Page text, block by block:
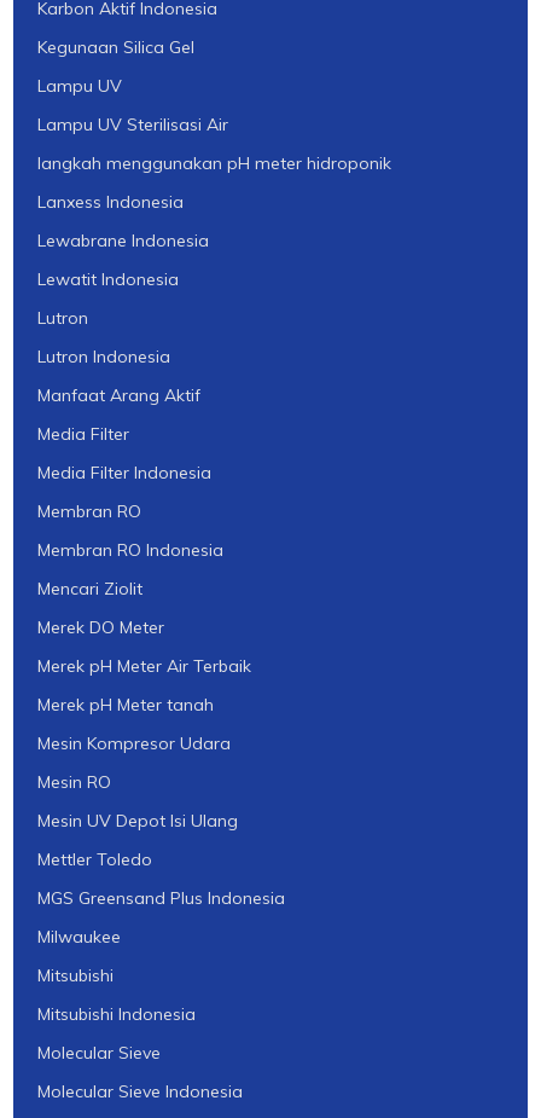
Karbon Aktif Indonesia
Kegunaan Silica Gel
Lampu UV
Lampu UV Sterilisasi Air
langkah menggunakan pH meter hidroponik
Lanxess Indonesia
Lewabrane Indonesia
Lewatit Indonesia
Lutron
Lutron Indonesia
Manfaat Arang Aktif
Media Filter
Media Filter Indonesia
Membran RO
Membran RO Indonesia
Mencari Ziolit
Merek DO Meter
Merek pH Meter Air Terbaik
Merek pH Meter tanah
Mesin Kompresor Udara
Mesin RO
Mesin UV Depot Isi Ulang
Mettler Toledo
MGS Greensand Plus Indonesia
Milwaukee
Mitsubishi
Mitsubishi Indonesia
Molecular Sieve
Molecular Sieve Indonesia